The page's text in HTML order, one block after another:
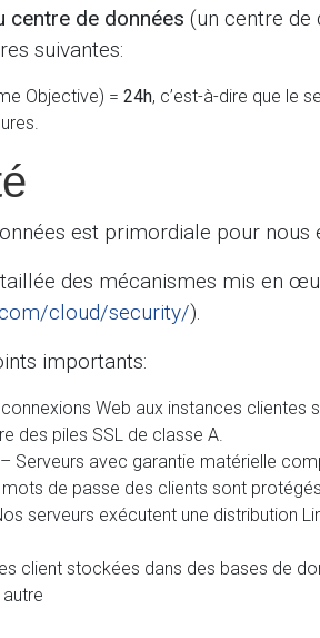
centre de données (un centre de
suivantes:
Objective) = 24h, c’est-à-dire que le
est primordiale pour
des mécanismes mis en
cloud/security/).
importants:
Web aux instances
des piles SSL de classe A.
– Serveurs avec garantie matérielle
de passe des clients sont
serveurs exécutent une distribution
client stockées dans des bases de